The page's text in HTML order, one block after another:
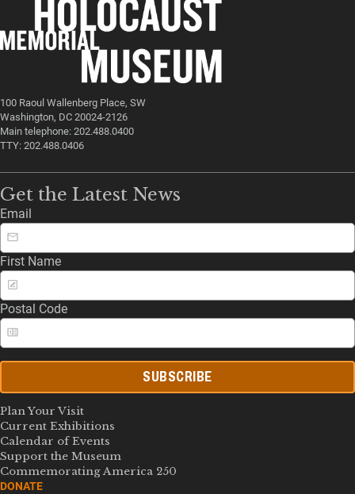
100 Raoul Wallenberg Place, SW
Washington, DC 20024-2126
Main telephone: 202.488.0400
TTY: 202.488.0406
Get the Latest News
Email
First Name
Postal Code
SUBSCRIBE
Plan Your Visit
Current Exhibitions
Calendar of Events
Support the Museum
Commemorating America 250
DONATE